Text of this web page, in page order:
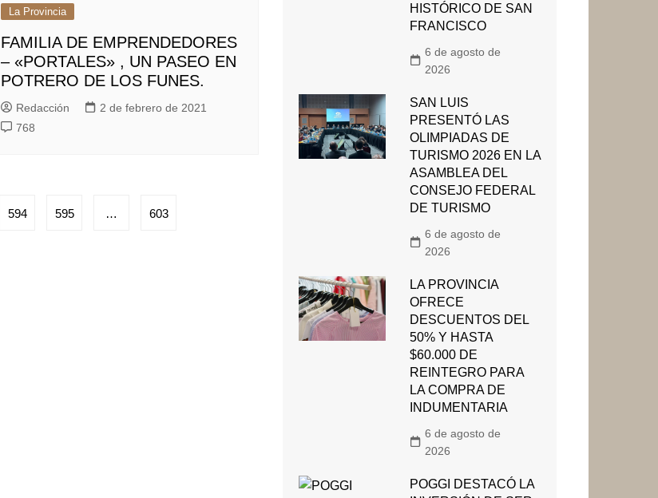
La Provincia
FAMILIA DE EMPRENDEDORES
– «PORTALES» , UN PASEO EN
POTRERO DE LOS FUNES.
Redacción
2 de febrero de 2021
768
594 595 … 603
HISTÓRICO DE SAN
FRANCISCO
6 de agosto de
2026
SAN LUIS
PRESENTÓ LAS
OLIMPIADAS DE
TURISMO 2026 EN LA
ASAMBLEA DEL
CONSEJO FEDERAL
DE TURISMO
6 de agosto de
2026
LA PROVINCIA
OFRECE
DESCUENTOS DEL
50% Y HASTA
$60.000 DE
REINTEGRO PARA
LA COMPRA DE
INDUMENTARIA
6 de agosto de
2026
POGGI DESTACÓ LA